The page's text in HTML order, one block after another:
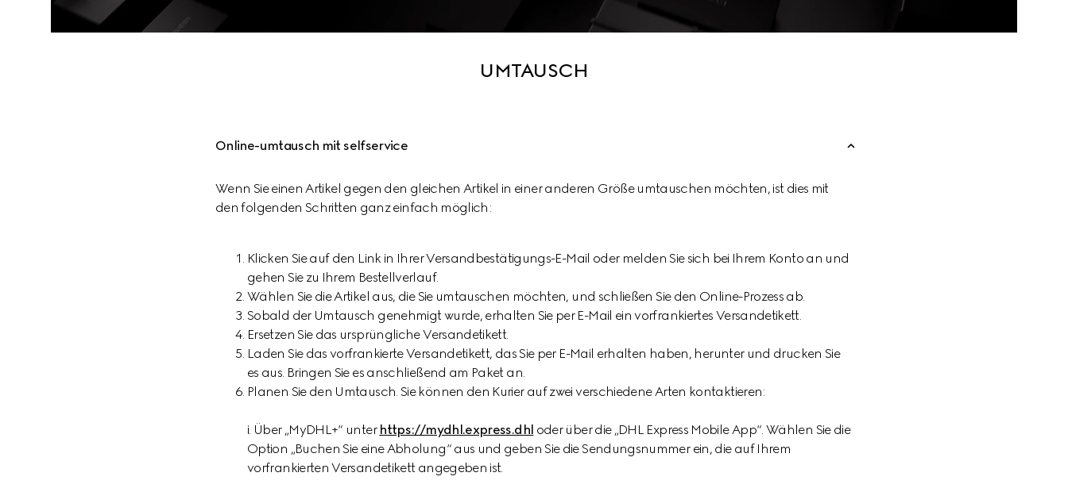
UMTAUSCH
Online-umtausch mit selfservice
Wenn Sie einen Artikel gegen den gleichen Artikel in einer anderen Größe umtauschen möchten, ist dies mit
den folgenden Schritten ganz einfach möglich:
Klicken Sie auf den Link in Ihrer Versandbestätigungs-E-Mail oder melden Sie sich bei Ihrem Konto an und
gehen Sie zu Ihrem Bestellverlauf.
Wählen Sie die Artikel aus, die Sie umtauschen möchten, und schließen Sie den Online-Prozess ab.
Sobald der Umtausch genehmigt wurde, erhalten Sie per E-Mail ein vorfrankiertes Versandetikett.
Ersetzen Sie das ursprüngliche Versandetikett.
Laden Sie das vorfrankierte Versandetikett, das Sie per E-Mail erhalten haben, herunter und drucken Sie
es aus. Bringen Sie es anschließend am Paket an.
Planen Sie den Umtausch. Sie können den Kurier auf zwei verschiedene Arten kontaktieren:
i. Über „MyDHL+“ unter https://mydhl.express.dhl oder über die „DHL Express Mobile App“. Wählen Sie die
Option „Buchen Sie eine Abholung“ aus und geben Sie die Sendungsnummer ein, die auf Ihrem
vorfrankierten Versandetikett angegeben ist.